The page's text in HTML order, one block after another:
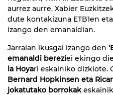
aurrez aurre. Xabier
dute kontakizuna ETB1en
izango den emanaldian.
Jarraian ikusgai izango den
emanaldi bereziei ekingo
la Hoyari eskainiko dizkiote.
Bernard Hopkinsen eta
jokatutako borrokak